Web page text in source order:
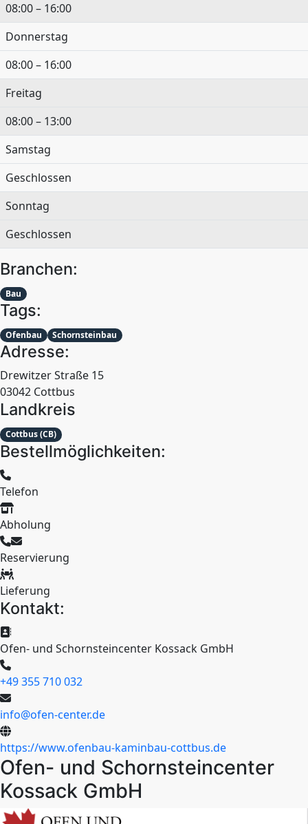
08:00 – 16:00
Donnerstag
08:00 – 16:00
Freitag
08:00 – 13:00
Samstag
Geschlossen
Sonntag
Geschlossen
Branchen:
Bau
Tags:
Ofenbau Schornsteinbau
Adresse:
Drewitzer Straße 15
03042 Cottbus
Landkreis
Cottbus (CB)
Bestellmöglichkeiten:
Telefon
Abholung
Reservierung
Lieferung
Kontakt:
Ofen- und Schornsteincenter Kossack GmbH
+49 355 710 032
info@ofen-center.de
https://www.ofenbau-kaminbau-cottbus.de
Ofen- und Schornsteincenter
Kossack GmbH